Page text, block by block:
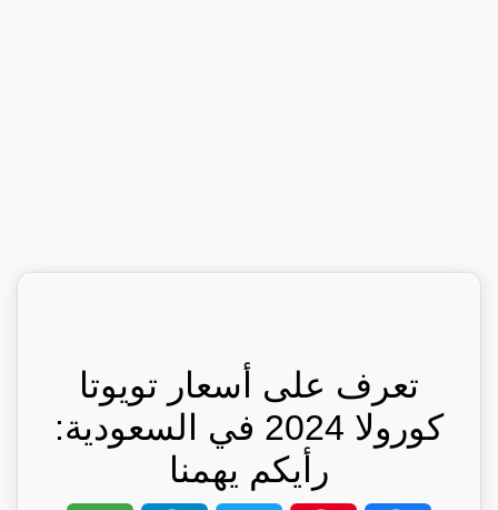
تعرف على أسعار تويوتا
كورولا 2024 في السعودية:
رأيكم يهمنا